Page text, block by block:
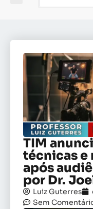
TIM
técnicas e
após
por Dr.
Luiz Guterres
Sem